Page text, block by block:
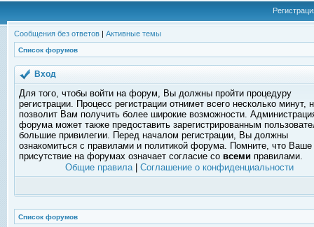
Сообщения без ответов | Активные темы
Список форумов
Вход
Для того, чтобы войти на форум, Вы должны пройти процедуру
регистрации. Процесс регистрации отнимет всего несколько минут,
позволит Вам получить более широкие возможности.
форума может также предоставить зарегистрированным
большие привилегии. Перед началом регистрации, Вы должны
ознакомиться с правилами и политикой форума. Помните, что Ваше
присутствие на форумах означает согласие со всеми правилами.
Общие правила| Соглашение о конфиденциальности
Список форумов